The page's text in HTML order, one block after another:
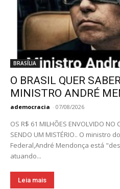
BRASÍLIA
O BRASIL QUER
MINISTRO ANDRÉ
ademocracia - 07/08/2026
OS R$ 61 MILHÕES ENVOLVIDO NO
SENDO UM MISTÉRIO.. O ministro
Federal,André Mendonça está
atuando...
Leia mais